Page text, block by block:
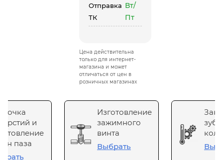
Отправка
ТК
Вт/
Пт
Цена действительна
только для интернет-
магазина и может
отличаться от цен в
розничных магазинах
и
паза
Изготовление
зажимного
винта
Выбрать